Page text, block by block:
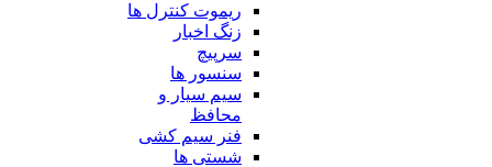
ریموت کنترل ها
زنگ اخبار
سرپیچ
سنسور ها
سیم سیار و
محافظ
فنر سیم کشی
شستی ها